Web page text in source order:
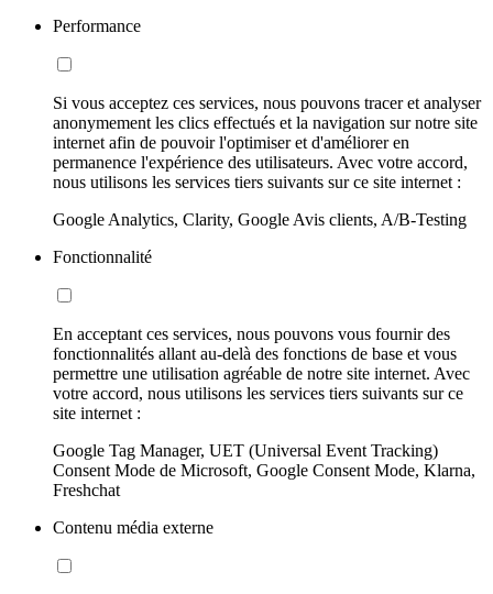
Performance
Si vous acceptez ces services, nous pouvons tracer et analyser
anonymement les clics effectués et la navigation sur notre site
internet afin de pouvoir l'optimiser et d'améliorer en
permanence l'expérience des utilisateurs. Avec votre accord,
nous utilisons les services tiers suivants sur ce site internet :
Google Analytics, Clarity, Google Avis clients, A/B-Testing
Fonctionnalité
En acceptant ces services, nous pouvons vous fournir des
fonctionnalités allant au-delà des fonctions de base et vous
permettre une utilisation agréable de notre site internet. Avec
votre accord, nous utilisons les services tiers suivants sur ce
site internet :
Google Tag Manager, UET (Universal Event Tracking)
Consent Mode de Microsoft, Google Consent Mode, Klarna,
Freshchat
Contenu média externe